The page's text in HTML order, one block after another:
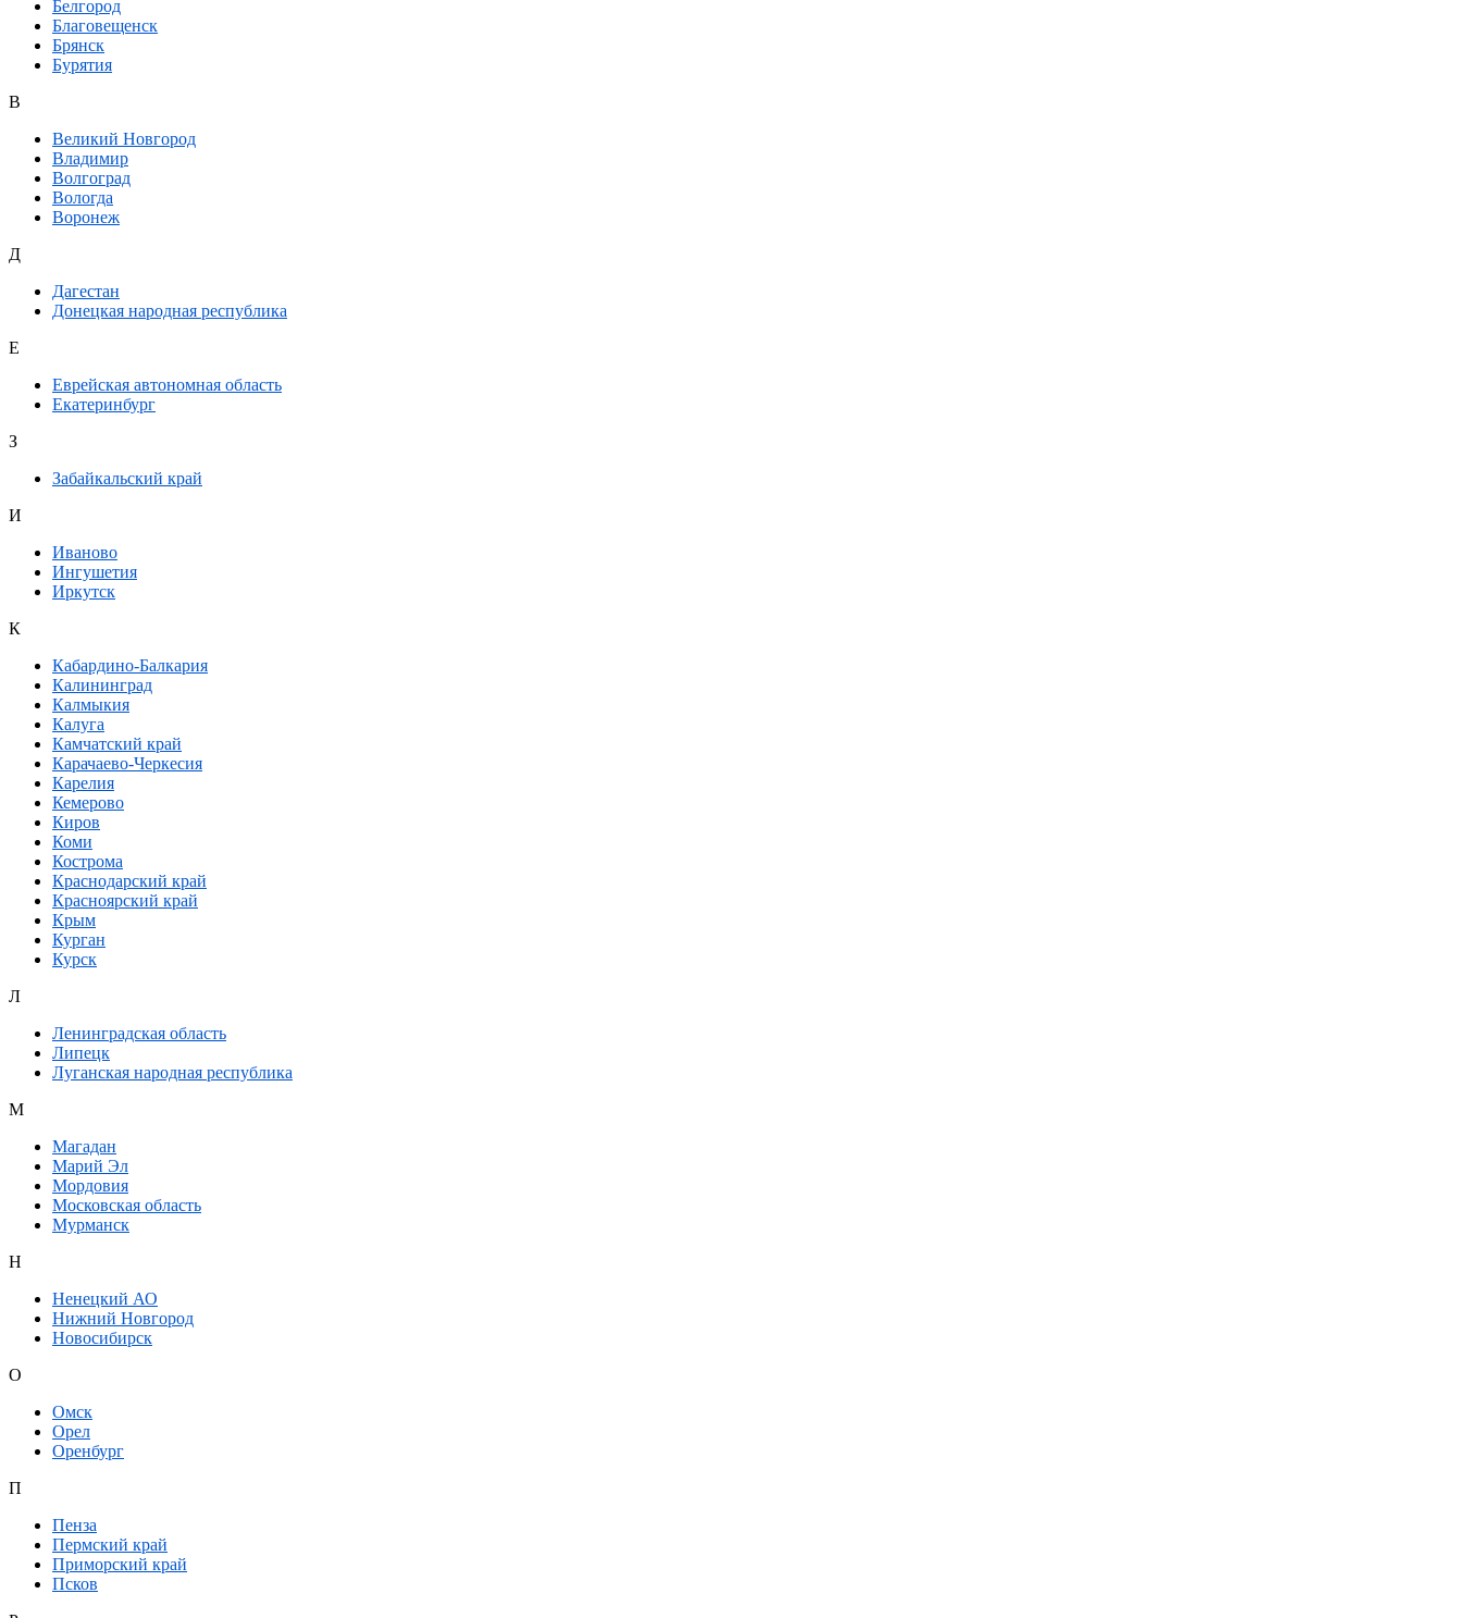
Белгород
Благовещенск
Брянск
Бурятия
В
Великий Новгород
Владимир
Волгоград
Вологда
Воронеж
Д
Дагестан
Донецкая народная республика
Е
Еврейская автономная область
Екатеринбург
З
Забайкальский край
И
Иваново
Ингушетия
Иркутск
К
Кабардино-Балкария
Калининград
Калмыкия
Калуга
Камчатский край
Карачаево-Черкесия
Карелия
Кемерово
Киров
Коми
Кострома
Краснодарский край
Красноярский край
Крым
Курган
Курск
Л
Ленинградская область
Липецк
Луганская народная республика
М
Магадан
Марий Эл
Мордовия
Московская область
Мурманск
Н
Ненецкий АО
Нижний Новгород
Новосибирск
О
Омск
Орел
Оренбург
П
Пенза
Пермский край
Приморский край
Псков